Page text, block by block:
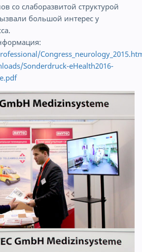
со слаборазвитой структурой
большой интерес у
Sonderdruck-eHealth2016-